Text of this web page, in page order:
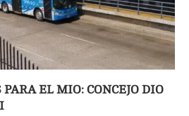
EL MIO: CONCEJO DIO